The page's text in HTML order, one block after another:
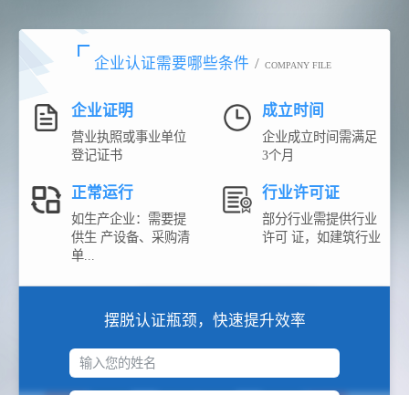
企业认证需要哪些条件 / COMPANY FILE
企业证明
营业执照或事业单位
登记证书
成立时间
企业成立时间需满足
3个月
正常运行
如生产企业：需要提
供生 产设备、采购清
单...
行业许可证
部分行业需提供行业
许可 证，如建筑行业
摆脱认证瓶颈，快速提升效率
输入您的姓名